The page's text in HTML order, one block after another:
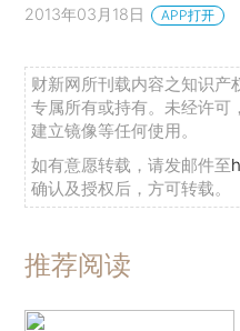
2013年03月18日 APP打开
财新网所刊载内容之知识产
专属所有或持有。未经许可
建立镜像等任何使用。
如有意愿转载，请发邮件至
确认及授权后，方可转载。
推荐阅读